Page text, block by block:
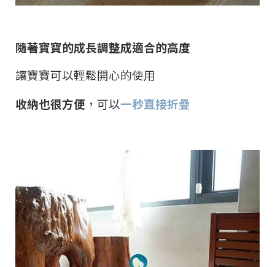
隨著寶寶的成長調整成適合的高度
讓寶寶可以輕鬆開心的使用
收納也很方便 ，可以一秒直接折疊